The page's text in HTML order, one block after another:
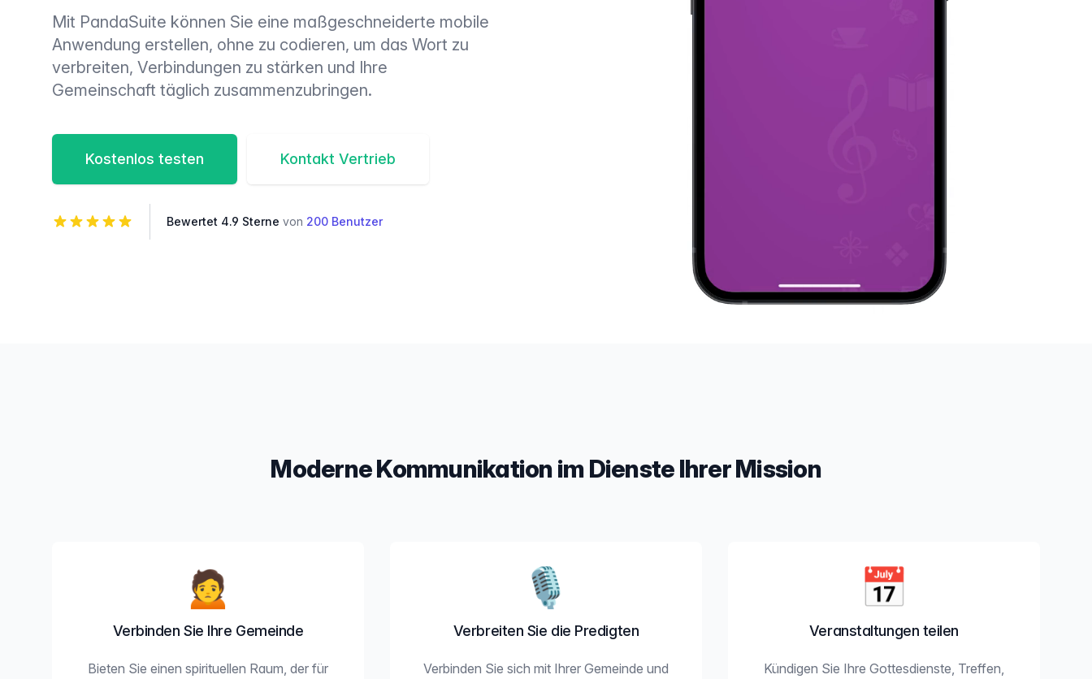
Mit PandaSuite können Sie eine maßgeschneiderte mobile
Anwendung erstellen, ohne zu codieren, um das Wort zu
verbreiten, Verbindungen zu stärken und Ihre
Gemeinschaft täglich zusammenzubringen.
Kostenlos testen Kontakt Vertrieb
Bewertet 4.9 Sterne von 200 Benutzer
Moderne Kommunikation im Dienste Ihrer Mission
🙍
Verbinden Sie Ihre Gemeinde
Bieten Sie einen spirituellen Raum, der für
🎙️
Verbreiten Sie die Predigten
Verbinden Sie sich mit Ihrer Gemeinde und
📅
Veranstaltungen teilen
Kündigen Sie Ihre Gottesdienste, Treffen,